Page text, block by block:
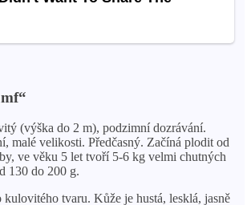
(výška do 2 m), podzimní dozrávání.
malé velikosti. Předčasný. Začíná plodit od
ve věku 5 let tvoří 5-6 kg velmi chutných
130 do 200 g.
tvaru. Kůže je hustá, lesklá, jasně